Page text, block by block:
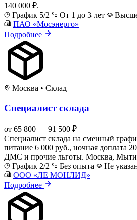
140 000 ₽.
График 5/2
От 1 до 3 лет
ПАО «Мосэнерго»
Подробнее
Москва • Склад
Специалист склада
от 65 800 — 91 500 ₽
Специалист склада на сменный
питание 6 000 руб., ночная доплата
ДМС и прочие льготы. Москва,
График 2/2
Без опыта
Не
ООО «ЛЕ МОНЛИД»
Подробнее